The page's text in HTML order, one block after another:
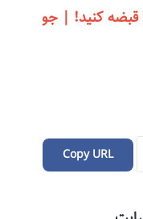
قبضه کنید! | جو
Copy URL